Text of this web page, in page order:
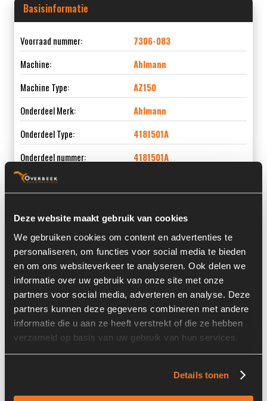
Deze website maakt gebruik van cookies
We gebruiken cookies om content en advertenties te
personaliseren, om functies voor social media te bieden
en om ons websiteverkeer te analyseren. Ook delen we
informatie over uw gebruik van onze site met onze
partners voor social media, adverteren en analyse. Deze
partners kunnen deze gegevens combineren met andere
informatie die u aan ze heeft verstrekt of die ze hebben
verzameld op basis van uw gebruik van hun services.
Details tonen
Basisinformatie
Voorraad nummer:
7306-083
Machine:
Ahlmann
Machine Type:
AZ150
Onderdeel Merk:
Ahlmann
Onderdeel Type:
4181501A
Onderdeel nummer:
4181501A
Informatie
Locatie:
14
Past op de volgende machines:
Ahlmann AZ 150
Land:
Nederland